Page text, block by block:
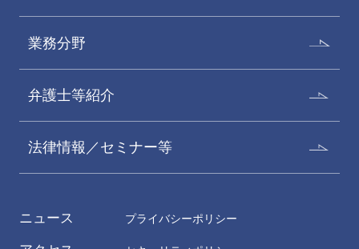
業務分野
弁護士等紹介
法律情報／セミナー等
ニュース プライバシーポリシー